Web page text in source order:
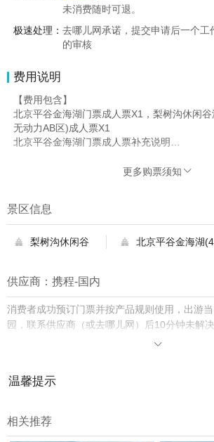
未消费随时可退。
极速处理： 去哪儿网承诺，提交申请后一个工
的审核
费用说明
【费用包含】
北京平谷金海湖门票成人票X1，梨树沟休闲谷
无动力AB区)成人票X1
北京平谷金海湖门票成人票补充说明
梨树沟休闲谷游览券(梯田景观、无动力AB区)
北京平谷金海湖门票成人票
景区内其他费用
更多购票须知 
景区信息
 梨树沟休闲谷  北京平谷金海湖
供应商：携程-国内
消费者成功预订门票并按产品规则使用，出游
园，联系供应商（或去哪儿网）后10分钟未解
买门市价入园并保留票根，去哪儿网将双倍赔付

温馨提示
动（如跳伞、潜水、滑雪等）前，请务必仔细阅
2.为普及旅游安全知识及旅游文明公约，使您
相关推荐